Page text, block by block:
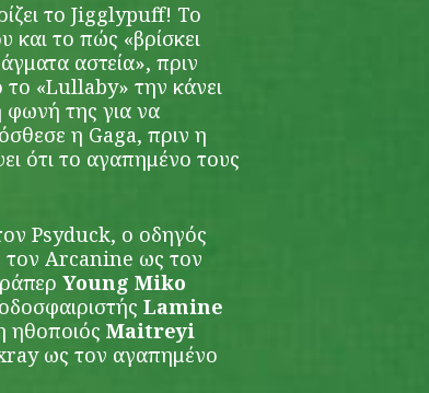
το Jigglypuff! Το
και το πώς «βρίσκει
αστεία», πριν
«Lullaby» την κάνει
φωνή της για να
η Gaga, πριν η
ότι το αγαπημένο τους
Psyduck, ο οδηγός
τον Arcanine ως τον
Young Miko
Lamine
ηθοποιός Maitreyi
ως τον αγαπημένο